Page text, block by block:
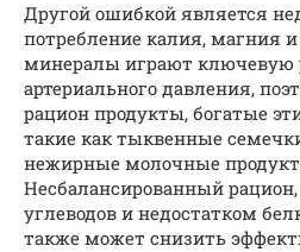
Другой ошибкой является
потребление калия, магния
минералы играют ключевую
артериального давления,
рацион продукты, богатые
такие как тыквенные
нежирные молочные
Несбалансированный
углеводов и недостатком
также может снизить